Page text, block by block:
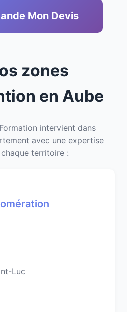
Mon Devis
zones
en Aube
intervient dans
avec une expertise
territoire :
Luc